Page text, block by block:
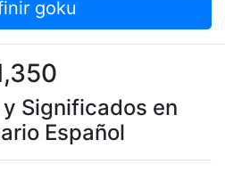
goku
Significados en
Español